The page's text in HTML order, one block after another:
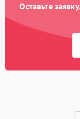
Оставьте